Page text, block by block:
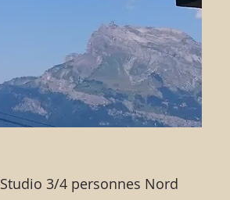
Studio 3/4 personnes Nord